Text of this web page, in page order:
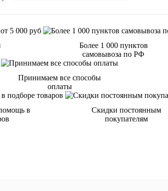
Более 1 000 пунктов
самовывоза по РФ
Принимаем все способы
оплаты
в
Скидки постоянным
покупателям